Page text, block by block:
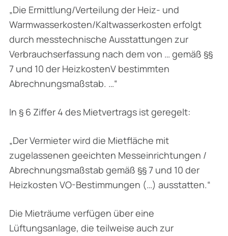
„Die Ermittlung/Verteilung der Heiz- und
Warmwasserkosten/Kaltwasserkosten erfolgt
durch messtechnische Ausstattungen zur
Verbrauchserfassung nach dem von … gemäß §§
7 und 10 der HeizkostenV bestimmten
Abrechnungsmaßstab. …“
In § 6 Ziffer 4 des Mietvertrags ist geregelt:
„Der Vermieter wird die Mietfläche mit
zugelassenen geeichten Messeinrichtungen /
Abrechnungsmaßstab gemäß §§ 7 und 10 der
Heizkosten VO-Bestimmungen (…) ausstatten.“
Die Mieträume verfügen über eine
Lüftungsanlage, die teilweise auch zur